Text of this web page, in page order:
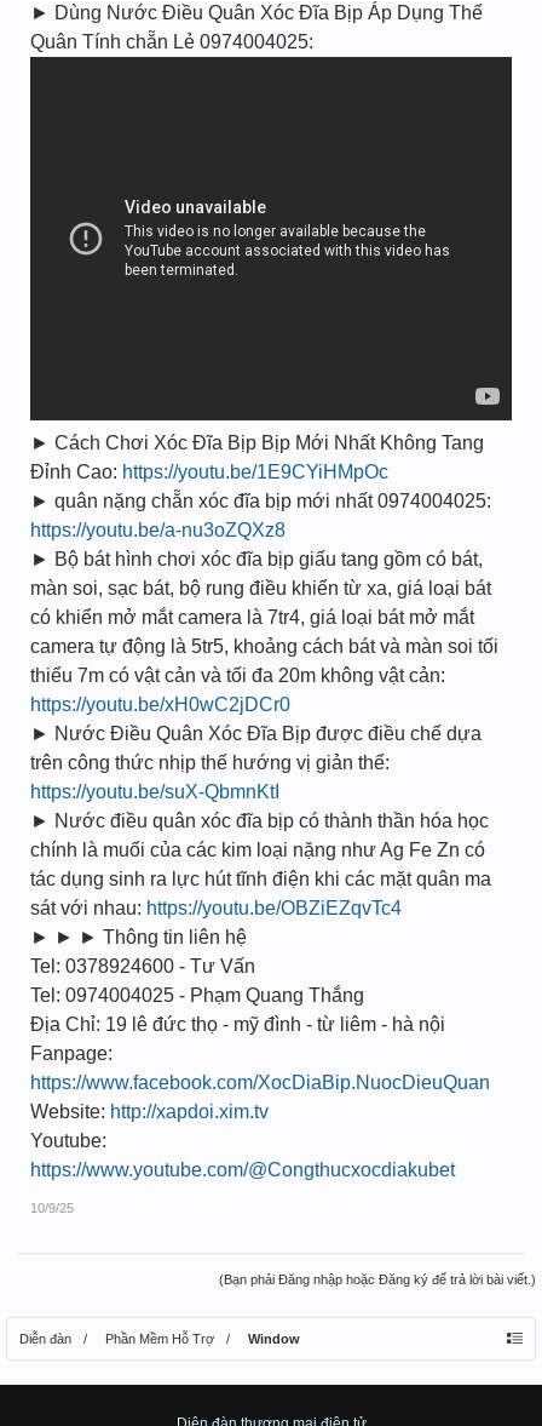
► Dùng Nước Điều Quân Xóc Đĩa Bịp Áp Dụng Thế
Quân Tính chẵn Lẻ 0974004025:
► Cách Chơi Xóc Đĩa Bịp Bịp Mới Nhất Không Tang
Đỉnh Cao: https://youtu.be/1E9CYiHMpOc
► quân nặng chẵn xóc đĩa bịp mới nhất 0974004025:
https://youtu.be/a-nu3oZQXz8
► Bộ bát hình chơi xóc đĩa bịp giấu tang gồm có bát,
màn soi, sạc bát, bộ rung điều khiển từ xa, giá loại bát
có khiển mở mắt camera là 7tr4, giá loại bát mở mắt
camera tự động là 5tr5, khoảng cách bát và màn soi tối
thiểu 7m có vật cản và tối đa 20m không vật cản:
https://youtu.be/xH0wC2jDCr0
► Nước Điều Quân Xóc Đĩa Bịp được điều chế dựa
trên công thức nhịp thế hướng vị giản thể:
https://youtu.be/suX-QbmnKtI
► Nước điều quân xóc đĩa bịp có thành thần hóa học
chính là muối của các kim loại nặng như Ag Fe Zn có
tác dụng sinh ra lực hút tĩnh điện khi các mặt quân ma
sát với nhau: https://youtu.be/OBZiEZqvTc4
► ► ► Thông tin liên hệ
Tel: 0378924600 - Tư Vấn
Tel: 0974004025 - Phạm Quang Thắng
Địa Chỉ: 19 lê đức thọ - mỹ đình - từ liêm - hà nội
Fanpage:
https://www.facebook.com/XocDiaBip.NuocDieuQuan
Website: http://xapdoi.xim.tv
Youtube:
https://www.youtube.com/@Congthucxocdiakubet
10/9/25
(Bạn phải Đăng nhập hoặc Đăng ký để trả lời bài viết.)
Diễn đàn Phần Mềm Hỗ Trợ Window